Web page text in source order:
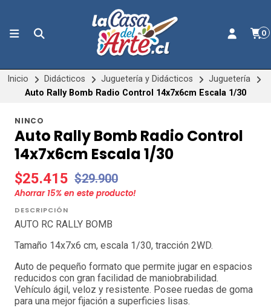
0
Inicio Didácticos Juguetería y Didácticos
Juguetería
Auto Rally Bomb Radio Control 14x7x6cm Escala 1/30
NINCO
Auto Rally Bomb Radio Control
14x7x6cm Escala 1/30
$25.415 $29.900
Ahorrar 15% en este producto!
DESCRIPCIÓN
AUTO RC RALLY BOMB
Tamaño 14x7x6 cm, escala 1/30, tracción 2WD.
Auto de pequeño formato que permite jugar en espacios
reducidos con gran facilidad de maniobrabilidad.
Vehículo ágil, veloz y resistente. Posee ruedas de goma
para una mejor fijación a superficies lisas.